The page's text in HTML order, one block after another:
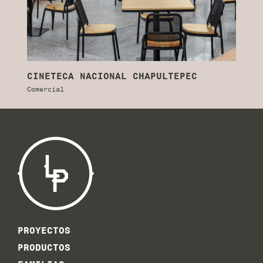
ACAMAYA
Comercial
PROYECTOS
PRODUCTOS